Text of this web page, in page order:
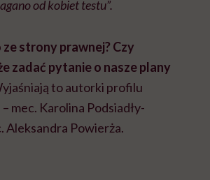
od kobiet testu”.
strony prawnej? Czy
zadać pytanie o nasze plany
to autorki profilu
mec. Karolina Podsiadły-
Aleksandra Powierża.